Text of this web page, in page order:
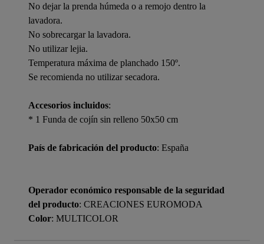
No dejar la prenda húmeda o a remojo dentro la
lavadora.
No sobrecargar la lavadora.
No utilizar lejia.
Temperatura máxima de planchado 150º.
Se recomienda no utilizar secadora.
Accesorios incluidos:
* 1 Funda de cojín sin relleno 50x50 cm
País de fabricación del producto: España
Operador económico responsable de la seguridad
del producto: CREACIONES EUROMODA
Color: MULTICOLOR